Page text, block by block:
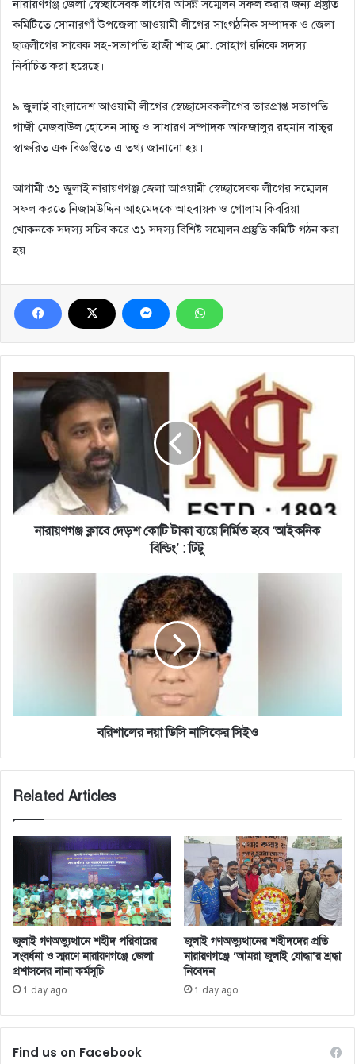
নারায়ণগঞ্জ জেলা স্বেচ্ছাসেবক লীগের আসন্ন সম্মেলন সফল করার জন্য প্রস্তুতি
কমিটিতে সোনারগাঁ উপজেলা আওয়ামী লীগের সাংগঠনিক সম্পাদক ও জেলা
ছাত্রলীগের সাবেক সহ-সভাপতি হাজী শাহ মো. সোহাগ রনিকে সদস্য
নির্বাচিত করা হয়েছে।
৯ জুলাই বাংলাদেশ আওয়ামী লীগের স্বেচ্ছাসেবকলীগের ভারপ্রাপ্ত সভাপতি
গাজী মেজবাউল হোসেন সাচ্চু ও সাধারণ সম্পাদক আফজালুর রহমান বাচ্চুর
স্বাক্ষরিত এক বিজ্ঞপ্তিতে এ তথ্য জানানো হয়।
আগামী ৩১ জুলাই নারায়ণগঞ্জ জেলা আওয়ামী স্বেচ্ছাসেবক লীগের সম্মেলন
সফল করতে নিজামউদ্দিন আহমেদকে আহবায়ক ও গোলাম কিবরিয়া
খোকনকে সদস্য সচিব করে ৩১ সদস্য বিশিষ্ট সম্মেলন প্রস্তুতি কমিটি গঠন করা
হয়।
ক্লাবে
দেড়শ
‘আইকনিক
বিল্ডিং’নারায়ণগঞ্জ ক্লাবে দেড়শ কোটি টাকা ব্যয়ে নির্মিত হবে ‘আইকনিক
বিল্ডিং’ : টিটু
বরিশালের নয়া ডিসি নাসিকের সিইও
Related Articles
জুলাই গণঅভ্যুত্থানে শহীদ পরিবারের
সংবর্ধনা ও স্মরণে নারায়ণগঞ্জে জেলা
প্রশাসনের নানা কর্মসূচি
1 day ago
জুলাই গণঅভ্যুত্থানের শহীদদের প্রতি
নারায়ণগঞ্জে ‘আমরা জুলাই যোদ্ধা’র শ্রদ্ধা
নিবেদন
1 day ago
Find us on Facebook